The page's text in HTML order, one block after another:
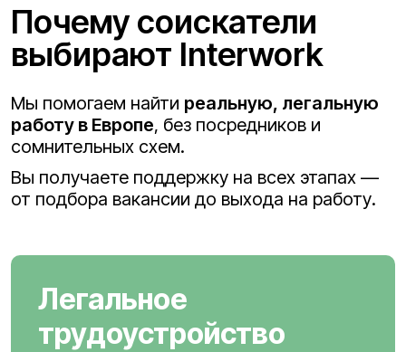
Почему соискатели
выбирают Interwork
Мы помогаем найти реальную, легальную
работу в Европе, без посредников и
сомнительных схем.
Вы получаете поддержку на всех этапах —
от подбора вакансии до выхода на работу.
Легальное
трудоустройство